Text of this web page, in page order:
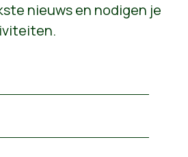
nieuws en nodigen je